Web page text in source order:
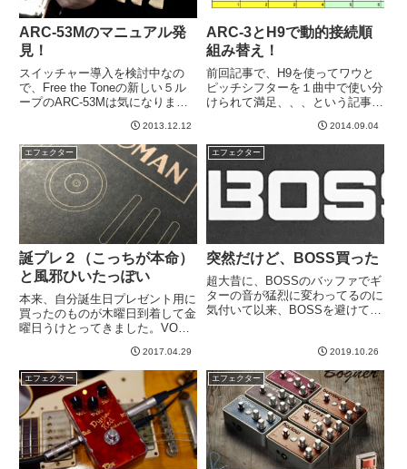
ARC-53Mのマニュアル発
見！
スイッチャー導入を検討中なの
で、Free the Toneの新しい５ル
ープのARC-53Mは気になります
クの変更スイッチが見つからない
のが不安でした。マニュアルとか
ないのかな、、、と探してたので
すが上手く見つけ...
2013.12.12
ARC-3とH9で動的接続順
組み替え！
前回記事で、H9を使ってワウと
ピッチシフターを１曲中で使い分
けられて満足、、、という記事を
ったの記事ライブ前はこういうセ
ッティングでした。※見にくい方
はクリックして拡大してください
スイッチャー１～４がアンプ前
段...
2014.09.04
エフェクター
誕プレ２（こっちが本命）
と風邪ひいたっぽい
本来、自分誕生日プレゼント用に
買ったのものが木曜日到着して金
曜日うけとってきました。VOX
動買いに近いものでして、楽器屋
さんにふとよったら、あれ、もう
売ってるやんけ！みたいな？それ
はともかくこれが本命。揚男...
2017.04.29
エフェクター
突然だけど、BOSS買った
超大昔に、BOSSのバッファでギ
ターの音が猛烈に変わってるのに
気付いて以来、BOSSを避けてき
在を知って、その最強感に感動し
て瞬間的にポチった。・・・い
や、実際は他機種とかなり吟...
2019.10.26
エフェクター エフェクター